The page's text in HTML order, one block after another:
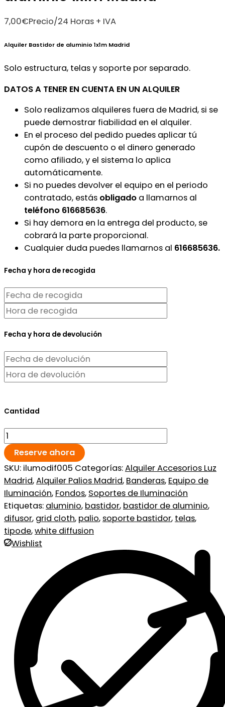
7,00€Precio/24 Horas + IVA
Alquiler Bastidor de aluminio 1x1m Madrid
Solo estructura, telas y soporte por separado.
DATOS A TENER EN CUENTA EN UN ALQUILER
Solo realizamos alquileres fuera de Madrid, si se
puede demostrar fiabilidad en el alquiler.
En el proceso del pedido puedes aplicar tú
cupón de descuento o el dinero generado
como afiliado, y el sistema lo aplica
automáticamente.
Si no puedes devolver el equipo en el periodo
contratado, estás obligado a llamarnos al
teléfono 616685636.
Si hay demora en la entrega del producto, se
cobrará la parte proporcional.
Cualquier duda puedes llamarnos al 616685636.
Fecha y hora de recogida
Fecha y hora de devolución
Cantidad
Reserve ahora
SKU: ilumodif005 Categorías:Alquiler Accesorios Luz
Madrid,Alquiler Palios Madrid, Banderas, Equipo de
Iluminación, Fondos, Soportes de Iluminación
Etiquetas: aluminio, bastidor, bastidor de aluminio,
difusor, grid cloth, palio, soporte bastidor, telas,
tipode,white diffusion
Wishlist